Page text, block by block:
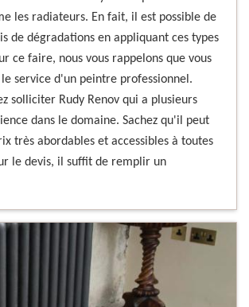
les radiateurs. En fait, il est possible de
de dégradations en appliquant ces types
ce faire, nous vous rappelons que vous
service d'un peintre professionnel.
solliciter Rudy Renov qui a plusieurs
dans le domaine. Sachez qu'il peut
très abordables et accessibles à toutes
le devis, il suffit de remplir un